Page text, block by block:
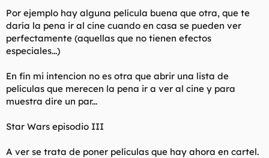
Por ejemplo hay alguna película buena que otra, que te
daría la pena ir al cine cuando en casa se pueden ver
perfectamente (aquellas que no tienen efectos
especiales...)
En fín mi intencion no es otra que abrir una lista de
películas que merecen la pena ir a ver al cine y para
muestra dire un par...
Star Wars episodio III
A ver se trata de poner películas que hay ahora en cartel.